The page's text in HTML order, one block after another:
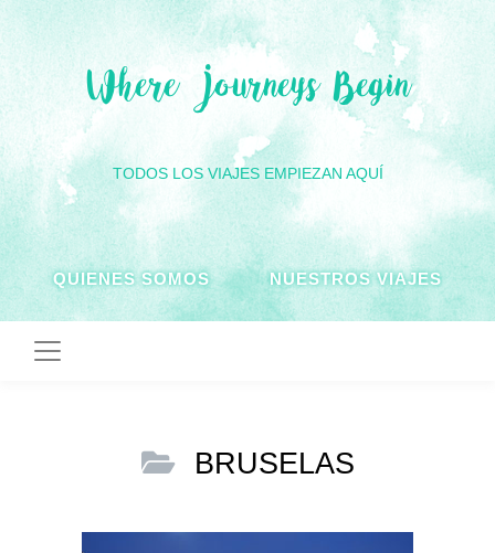
Where Journeys Begin
TODOS LOS VIAJES EMPIEZAN AQUÍ
QUIENES SOMOS NUESTROS VIAJES
BRUSELAS